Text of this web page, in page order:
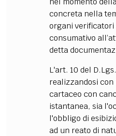
concreta nella
organi verificatori
consumativo
detta
L'art. 10 del
realizzandosi
cartaceo con
istantanea, sia l'
l'obbligo di
ad un reato di